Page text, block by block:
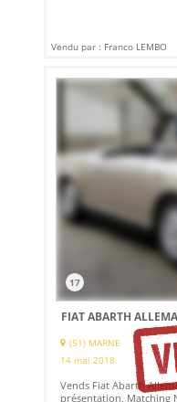
Vendu par : Franco LEMBO
17
FIAT ABARTH
(51) MARNE
14 mai 2018
Vends Fiat Abarth
présentation. Matching